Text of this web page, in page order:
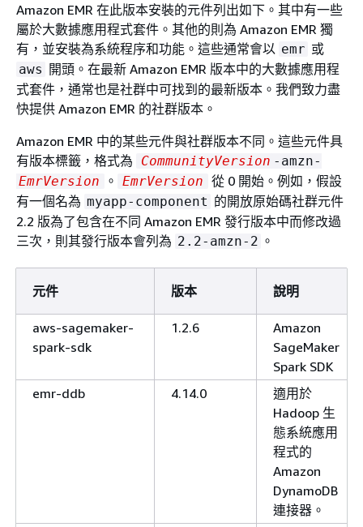
Amazon EMR 在此版本安裝的元件列出如下。其中有一些
屬於大數據應用程式套件。其他的則為 Amazon EMR 獨
有，並安裝為系統程序和功能。這些通常會以 emr 或
aws 開頭。在最新 Amazon EMR 版本中的大數據應用程
式套件，通常也是社群中可找到的最新版本。我們致力盡
快提供 Amazon EMR 的社群版本。
Amazon EMR 中的某些元件與社群版本不同。這些元件具
有版本標籤，格式為
CommunityVersion -amzn-
EmrVersion
。 EmrVersion 從 0 開始。例如，假設
有一個名為 myapp-component 的開放原始碼社群元件
2.2 版為了包含在不同 Amazon EMR 發行版本中而修改過
三次，則其發行版本會列為 2.2-amzn-2 。
元件 版本 說明
aws-sagemaker-
spark-sdk
1.2.6
Amazon
SageMaker
Spark SDK
emr-ddb
4.14.0
適用於
Hadoop 生
態系統應用
程式的
Amazon
DynamoDB
連接器。